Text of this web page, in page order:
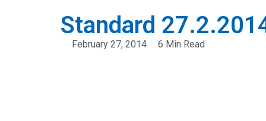
Standard
February 27, 2014 6 Min Read